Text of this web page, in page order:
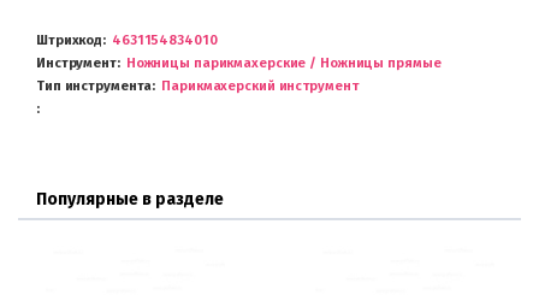
Штрихкод
4631154834010
Инструмент
Ножницы парикмахерские / Ножницы прямые
Тип инструмента
Парикмахерский инструмент
Популярные в разделе